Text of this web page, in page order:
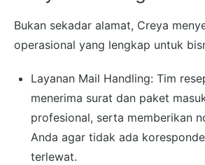
Bukan sekadar alamat, Creya
operasional yang lengkap untuk
Layanan Mail Handling: Tim
menerima surat dan paket
profesional, serta memberikan
Anda agar tidak ada
terlewat.